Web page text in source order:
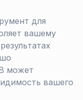
для
вашему
может
вашего